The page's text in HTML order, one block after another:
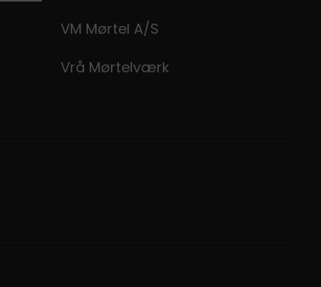
VM Mørtel A/S
Vrå Mørtelværk